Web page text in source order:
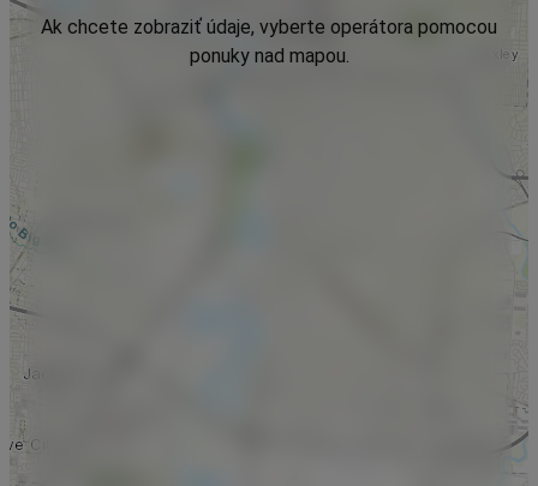
Ak chcete zobraziť údaje, vyberte operátora pomocou
ponuky nad mapou.